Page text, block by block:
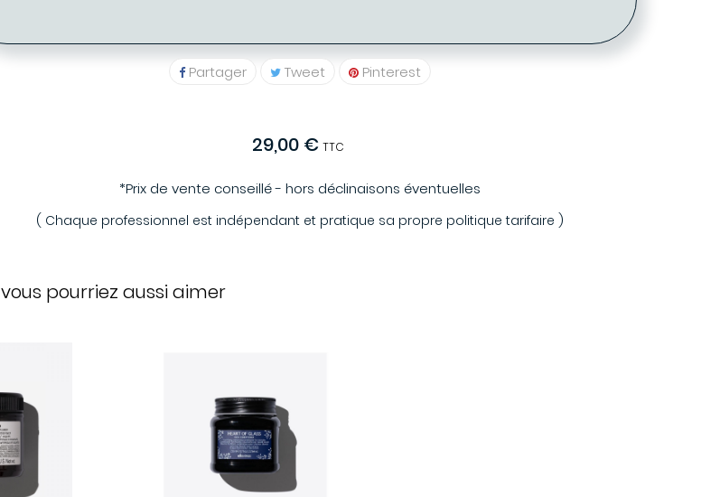
Partager Tweet Pinterest
29,00 € TTC
*Prix de vente conseillé - hors déclinaisons éventuelles
( Chaque professionnel est indépendant et pratique sa propre politique tarifaire )
vous pourriez aussi aimer